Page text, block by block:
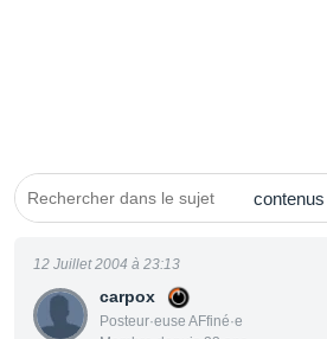
carpox
Posteur·euse AFfiné·e
12 Juillet 2004 à 23:13